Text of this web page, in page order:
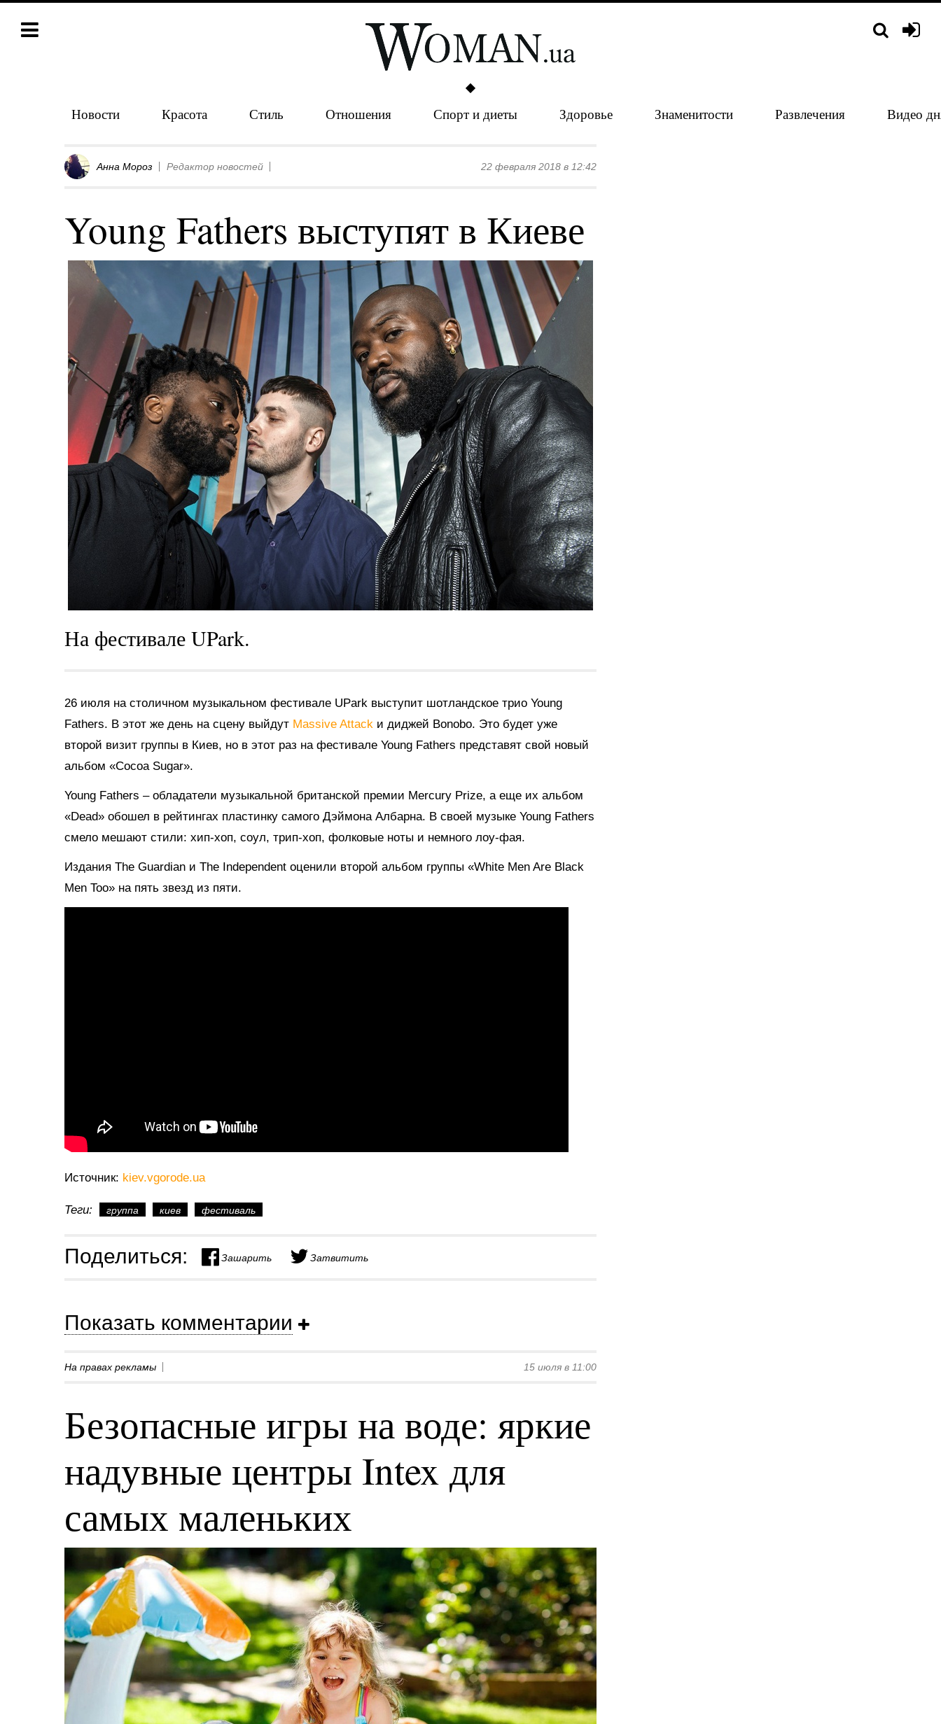
Новости Красота Стиль Отношения Спорт и диеты Здоровье Знаменитости Развлечения Видео
Анна Мороз Редактор новостей 22 февраля 2018 в 12:42
Young Fathers выступят в Киеве
На фестивале UPark.
26 июля на столичном музыкальном фестивале UPark выступит шотландское трио Young
Fathers. В этот же день на сцену выйдут Massive Attack и диджей Bonobo. Это будет уже
второй визит группы в Киев, но в этот раз на фестивале Young Fathers представят свой новый
альбом «Cocoa Sugar».
Young Fathers – обладатели музыкальной британской премии Mercury Prize, а еще их альбом
«Dead» обошел в рейтингах пластинку самого Дэймона Албарна. В своей музыке Young Fathers
смело мешают стили: хип-хоп, соул, трип-хоп, фолковые ноты и немного лоу-фая.
Издания The Guardian и The Independent оценили второй альбом группы «White Men Are Black
Men Too» на пять звезд из пяти.
Источник: kiev.vgorode.ua
Теги: группа киев фестиваль
Поделиться: Зашарить Затвитить
Показать комментарии
На правах рекламы 15 июля в 11:00
Безопасные игры на воде: яркие
надувные центры Intex для
самых маленьких